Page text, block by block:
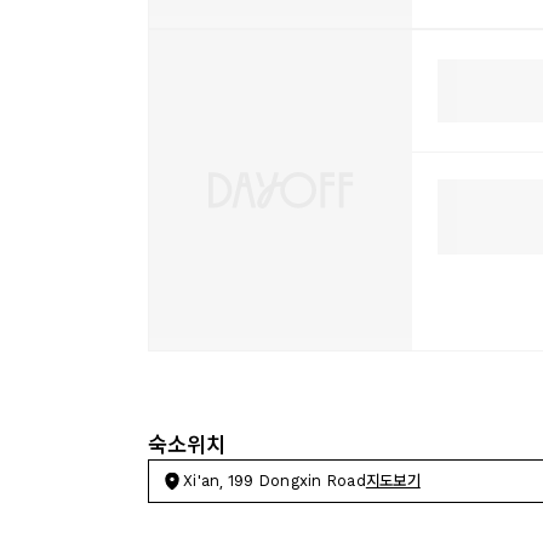
숙소위치
Xi'an, 199 Dongxin Road 지도보기